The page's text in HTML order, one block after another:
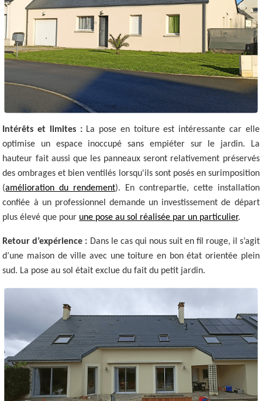
Intérêts et limites :La pose en toiture est intéressante car elle
optimise un espace inoccupé sans empiéter sur le jardin. La
hauteur fait aussi que les panneaux seront relativement préservés
des ombrages et bien ventilés lorsqu'ils sont posés en surimposition
(amélioration du rendement). En contrepartie, cette installation
confiée à un professionnel demande un investissement de départ
plus élevé que pour une pose au sol réalisée par un particulier.
Retour d’expérience : Dans le cas qui nous suit en fil rouge, il s’agit
d’une maison de ville avec une toiture en bon état orientée plein
sud. La pose au sol était exclue du fait du petit jardin.